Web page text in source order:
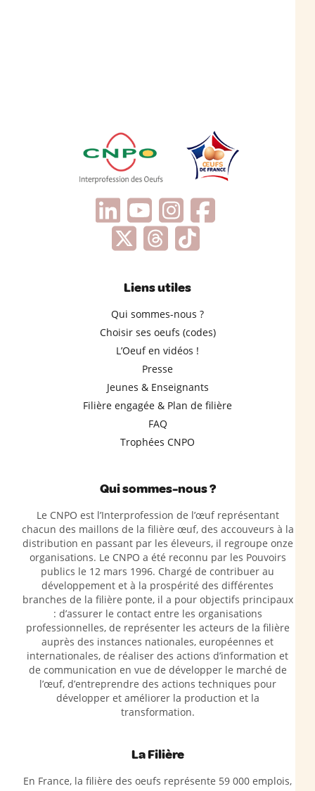
Liens utiles
Qui sommes-nous ?
Choisir ses oeufs (codes)
L’Oeuf en vidéos !
Presse
Jeunes & Enseignants
Filière engagée & Plan de filière
FAQ
Trophées CNPO
Qui sommes-nous ?
Le CNPO est l’Interprofession de l’œuf représentant
chacun des maillons de la filière œuf, des accouveurs à la
distribution en passant par les éleveurs, il regroupe onze
organisations. Le CNPO a été reconnu par les Pouvoirs
publics le 12 mars 1996. Chargé de contribuer au
développement et à la prospérité des différentes
branches de la filière ponte, il a pour objectifs principaux
: d’assurer le contact entre les organisations
professionnelles, de représenter les acteurs de la filière
auprès des instances nationales, européennes et
internationales, de réaliser des actions d’information et
de communication en vue de développer le marché de
l’œuf, d’entreprendre des actions techniques pour
développer et améliorer la production et la
transformation.
La Filière
En France, la filière des oeufs représente 59 000 emplois,